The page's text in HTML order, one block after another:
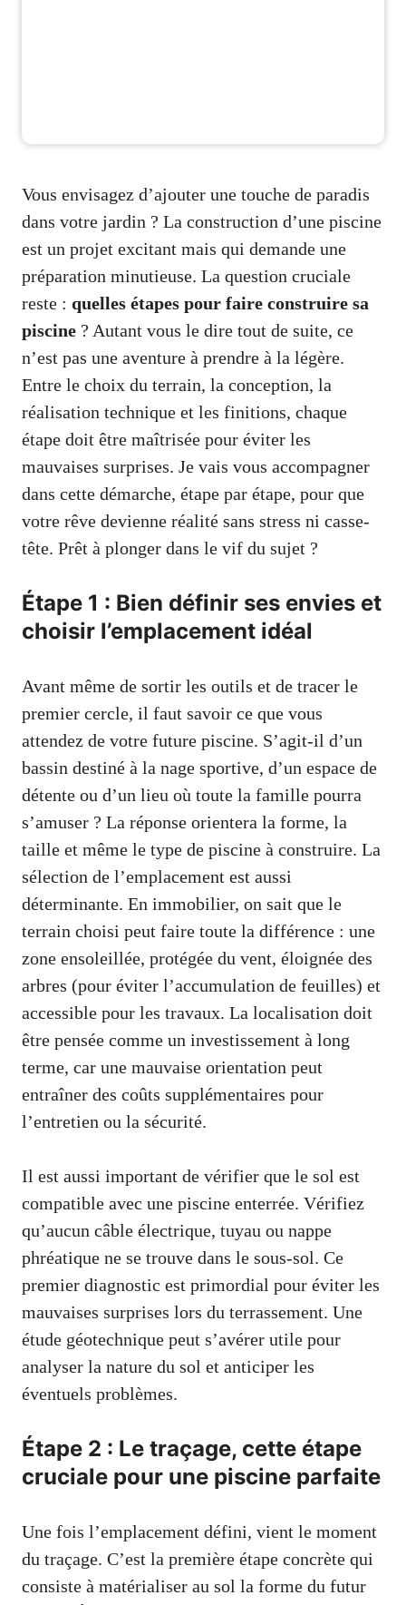
Vous envisagez d’ajouter une touche de paradis
dans votre jardin ? La construction d’une piscine
est un projet excitant mais qui demande une
préparation minutieuse. La question cruciale
reste : quelles étapes pour faire construire sa
piscine ? Autant vous le dire tout de suite, ce
n’est pas une aventure à prendre à la légère.
Entre le choix du terrain, la conception, la
réalisation technique et les finitions, chaque
étape doit être maîtrisée pour éviter les
mauvaises surprises. Je vais vous accompagner
dans cette démarche, étape par étape, pour que
votre rêve devienne réalité sans stress ni casse-
tête. Prêt à plonger dans le vif du sujet ?
Étape 1 : Bien définir ses envies et
choisir l’emplacement idéal
Avant même de sortir les outils et de tracer le
premier cercle, il faut savoir ce que vous
attendez de votre future piscine. S’agit-il d’un
bassin destiné à la nage sportive, d’un espace de
détente ou d’un lieu où toute la famille pourra
s’amuser ? La réponse orientera la forme, la
taille et même le type de piscine à construire. La
sélection de l’emplacement est aussi
déterminante. En immobilier, on sait que le
terrain choisi peut faire toute la différence : une
zone ensoleillée, protégée du vent, éloignée des
arbres (pour éviter l’accumulation de feuilles) et
accessible pour les travaux. La localisation doit
être pensée comme un investissement à long
terme, car une mauvaise orientation peut
entraîner des coûts supplémentaires pour
l’entretien ou la sécurité.
Il est aussi important de vérifier que le sol est
compatible avec une piscine enterrée. Vérifiez
qu’aucun câble électrique, tuyau ou nappe
phréatique ne se trouve dans le sous-sol. Ce
premier diagnostic est primordial pour éviter les
mauvaises surprises lors du terrassement. Une
étude géotechnique peut s’avérer utile pour
analyser la nature du sol et anticiper les
éventuels problèmes.
Étape 2 : Le traçage, cette étape
cruciale pour une piscine parfaite
Une fois l’emplacement défini, vient le moment
du traçage. C’est la première étape concrète qui
consiste à matérialiser au sol la forme du futur